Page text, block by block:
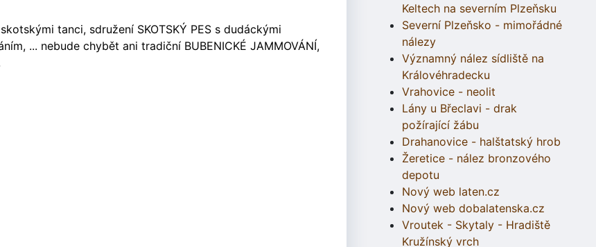
tanci, sdružení SKOTSKÝ PES s dudáckými
... nebude chybět ani tradiční BUBENICKÉ JAMMOVÁNÍ,
Keltech na severním Plzeňsku
Severní Plzeňsko - mimořádné
nálezy
Významný nález sídliště na
Královéhradecku
Vrahovice - neolit
Lány u Břeclavi - drak
požírající žábu
Drahanovice - halštatský hrob
Žeretice - nález bronzového
depotu
Nový web laten.cz
Nový web dobalatenska.cz
Vroutek - Skytaly - Hradiště
Kružínský vrch